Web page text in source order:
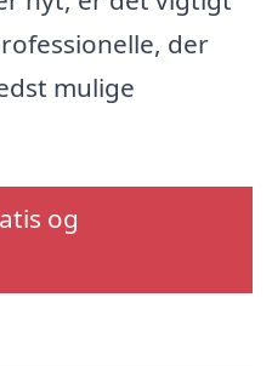
der
mulige
og